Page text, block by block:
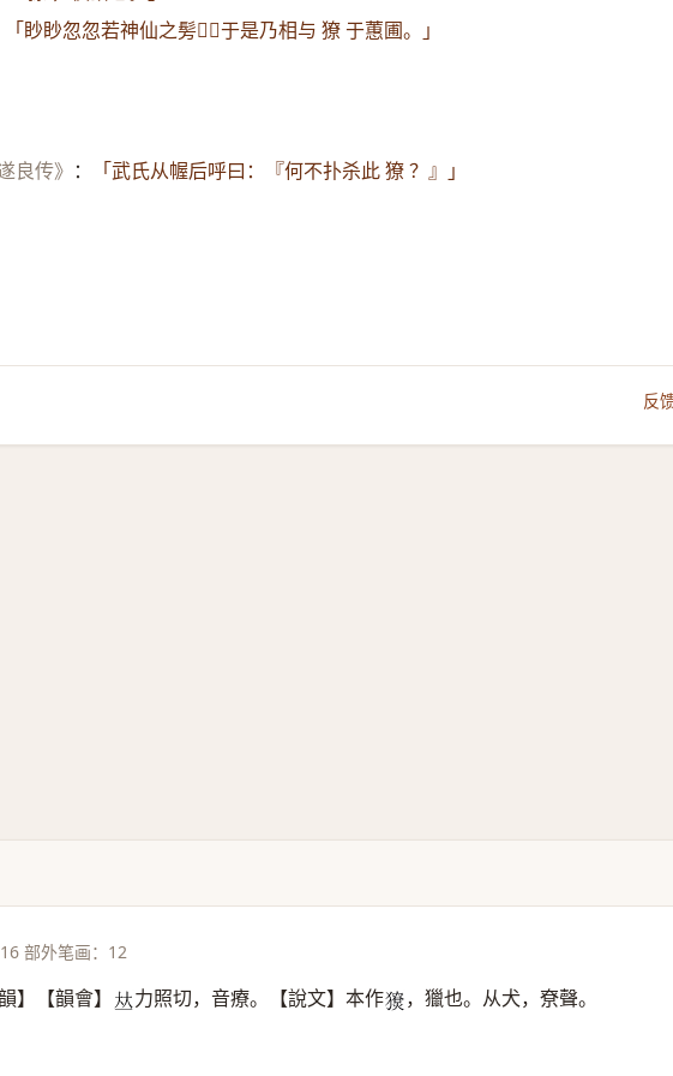
「眇眇忽忽若神仙之髣，于是乃相与 獠 于蕙圃。」
良传》 ： 「武氏从幄后呼曰：『何不扑杀此 獠 ？』」
反
部外笔画：12
】【韻會】 𠀤力照切，音療。【說文】本作𤢙 ，獵也。从犬，尞聲。